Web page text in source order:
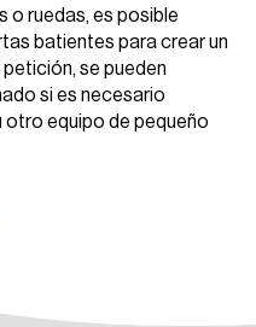
o ruedas, es posible
batientes para crear un
se pueden
si es necesario
equipo de pequeño